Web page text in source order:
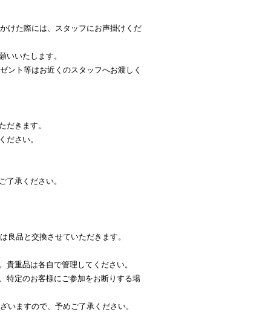
けた際には、スタッフにお声掛けくだ
いたします。
ント等はお近くのスタッフへお渡しく
だきます。
ださい。
承ください。
品と交換させていただきます。
重品は各自で管理してください。
特定のお客様にご参加をお断りする場
ますので、予めご了承ください。